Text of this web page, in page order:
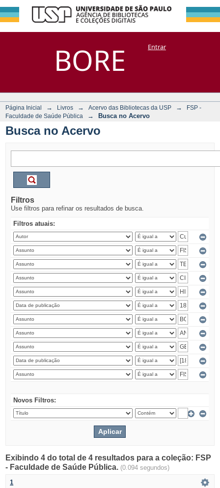
BORE
Busca no Acervo
DSpace/Manakin + CoriscoEntrar
Página Inicial → Livros → Acervo das Bibliotecas da USP →
FSP -
Faculdade de Saúde Pública
→ Busca no Acervo
Busca no Acervo
Filtros
Use filtros para refinar os resultados de busca.
Filtros atuais:
Novos Filtros:
Exibindo 4 do total de 4 resultados para a coleção: FSP
- Faculdade de Saúde Pública. (0.094 segundos)
1